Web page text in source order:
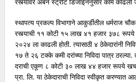
स्थापत्य प्रकल्प विभागाने आकुर्डीतील धर्मराज
रस्त्याची ११ कोटी १५ लाख ४१ हजार ३७८ रूपये
२०२४ ला काढली होती. त्यासाठी ४ ठेकेदारांनी
१७ ते २६ टक्के कमी दरांच्या निविदा पात्र
दराची एकूण ८ कोटी ३० लाख ४४ हजार रूपये
प्रा. लि. या ठेकेदाराची निविदा स्वीकृत